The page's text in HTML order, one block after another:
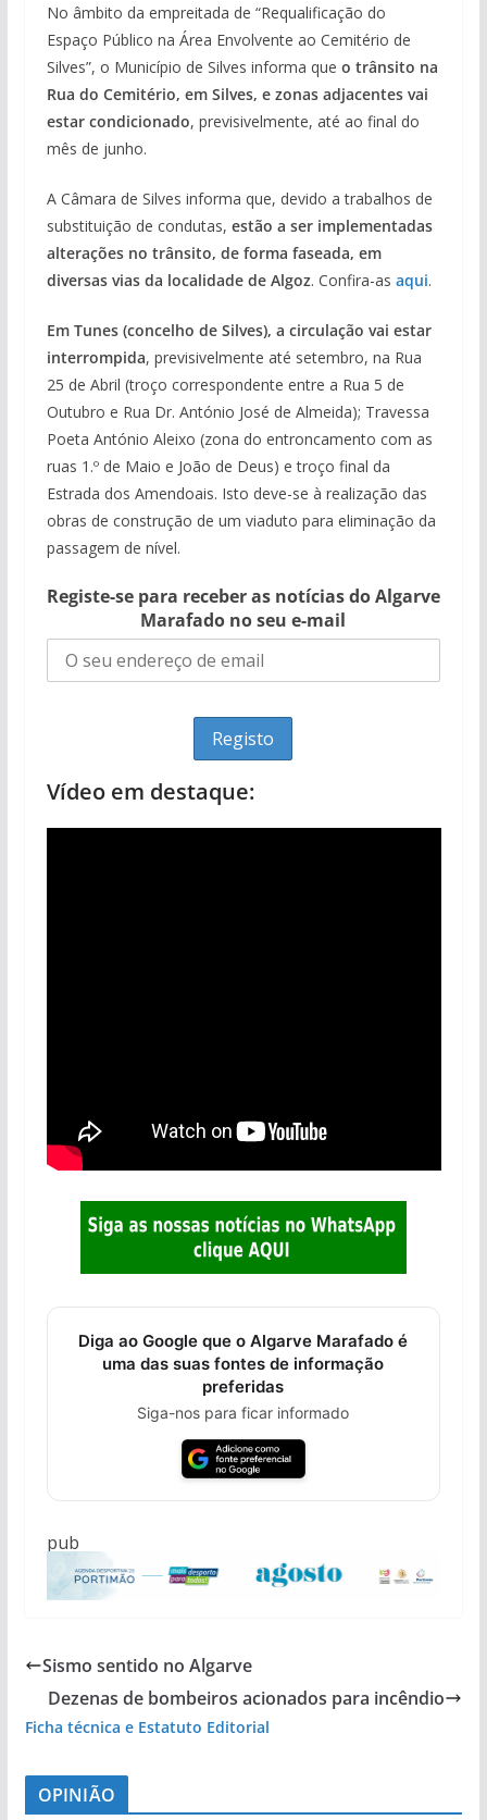
No âmbito da empreitada de “Requalificação do
Espaço Público na Área Envolvente ao Cemitério de
Silves”, o Município de Silves informa que o trânsito na
Rua do Cemitério, em Silves, e zonas adjacentes vai
estar condicionado, previsivelmente, até ao final do
mês de junho.
A Câmara de Silves informa que, devido a trabalhos de
substituição de condutas, estão a ser implementadas
alterações no trânsito, de forma faseada, em
diversas vias da localidade de Algoz. Confira-as aqui.
Em Tunes (concelho de Silves), a circulação vai estar
interrompida, previsivelmente até setembro, na Rua
25 de Abril (troço correspondente entre a Rua 5 de
Outubro e Rua Dr. António José de Almeida); Travessa
Poeta António Aleixo (zona do entroncamento com as
ruas 1.º de Maio e João de Deus) e troço final da
Estrada dos Amendoais. Isto deve-se à realização das
obras de construção de um viaduto para eliminação da
passagem de nível.
Registe-se para receber as notícias do Algarve
Marafado no seu e-mail
Vídeo em destaque:
Diga ao Google que o Algarve Marafado é
uma das suas fontes de informação
preferidas
Siga-nos para ficar informado
pub
Sismo sentido no Algarve
Dezenas de bombeiros acionados para incêndio
Ficha técnica e Estatuto Editorial
OPINIÃO